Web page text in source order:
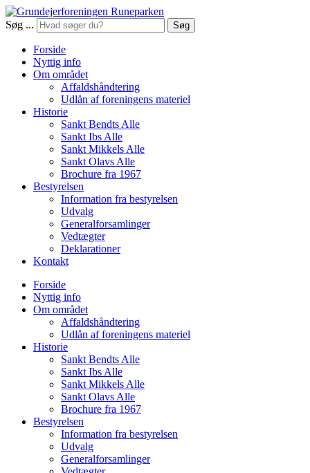
Søg ... Søg
Forside
Nyttig info
Om området
Affaldshåndtering
Udlån af foreningens materiel
Historie
Sankt Bendts Alle
Sankt Ibs Alle
Sankt Mikkels Alle
Sankt Olavs Alle
Brochure fra 1967
Bestyrelsen
Information fra bestyrelsen
Udvalg
Generalforsamlinger
Vedtægter
Deklarationer
Kontakt
Forside
Nyttig info
Om området
Affaldshåndtering
Udlån af foreningens materiel
Historie
Sankt Bendts Alle
Sankt Ibs Alle
Sankt Mikkels Alle
Sankt Olavs Alle
Brochure fra 1967
Bestyrelsen
Information fra bestyrelsen
Udvalg
Generalforsamlinger